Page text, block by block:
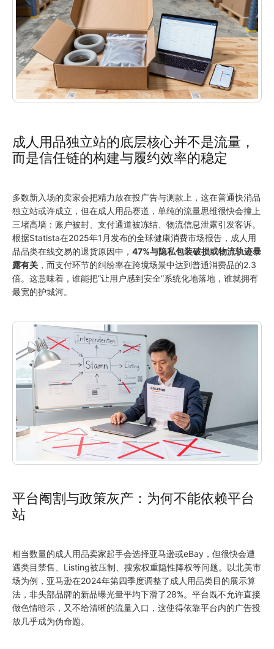
成人用品独立站的底层核心并不是流量，
而是信任链的构建与履约效率的稳定
多数新入场的卖家会把精力放在投广告与测款上，这在普通快消品
独立站或许成立，但在成人用品赛道，单纯的流量思维很快会撞上
三堵高墙：账户被封、支付通道被冻结、物流信息泄露引发客诉。
根据Statista在2025年1月发布的全球健康消费市场报告，成人用
品品类在线交易的退货原因中， 47%与隐私包装破损或物流轨迹暴
露有关 ，而支付环节的纠纷率在跨境场景中达到普通消费品的2.3
倍。这意味着，谁能把“让用户感到安全”系统化地落地，谁就拥有
最宽的护城河。
平台阉割与政策灰产：为何不能依赖平台
站
相当数量的成人用品卖家起手会选择亚马逊或eBay，但很快会遭
遇类目禁售、Listing被压制、搜索权重隐性降权等问题。以北美市
场为例，亚马逊在2024年第四季度调整了成人用品类目的展示算
法，非头部品牌的新品曝光量平均下滑了28%。平台既不允许直接
做色情暗示，又不给清晰的流量入口，这使得依靠平台内的广告投
放几乎成为伪命题。